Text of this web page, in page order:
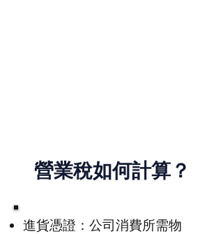
​營業稅如何計算？
進貨憑證：公司消費所需物